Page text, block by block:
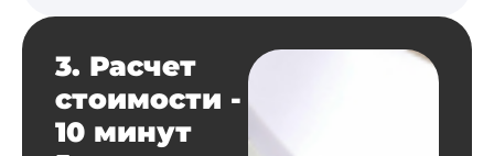
грамотно
расчеты и подвел
по результатам
исследования.
3. Расчет
стоимости -
10 минут